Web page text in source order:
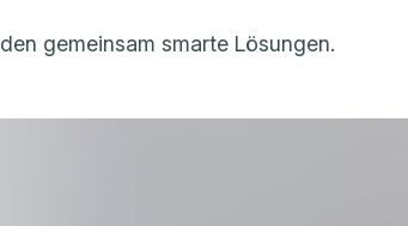
gemeinsam smarte Lösungen.